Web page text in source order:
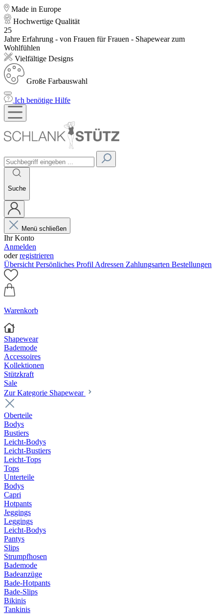
Made in Europe
Hochwertige Qualität
25
Jahre Erfahrung - von Frauen für Frauen - Shapewear zum
Wohlfühlen
Vielfältige Designs
Große Farbauswahl
Ich benötige Hilfe
Suche
Menü schließen
Ihr Konto
Anmelden
oderregistrieren
Übersicht Persönliches Profil Adressen Zahlungsarten Bestellungen
Warenkorb
Shapewear
Bademode
Accessoires
Kollektionen
Stützkraft
Sale
Zur Kategorie Shapewear
Oberteile
Bodys
Bustiers
Leicht-Bodys
Leicht-Bustiers
Leicht-Tops
Tops
Unterteile
Bodys
Capri
Hotpants
Jeggings
Leggings
Leicht-Bodys
Pantys
Slips
Strumpfhosen
Bademode
Badeanzüge
Bade-Hotpants
Bade-Slips
Bikinis
Tankinis